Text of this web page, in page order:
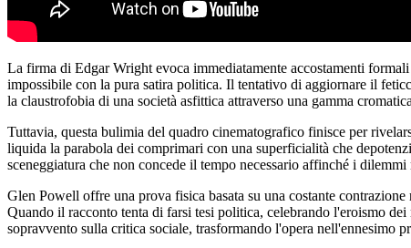
La firma di Edgar Wright evoca immediatamente accostamenti
impossibile con la pura satira politica. Il tentativo di aggiornare il
la claustrofobia di una società asfittica attraverso una gamma
Tuttavia, questa bulimia del quadro cinematografico finisce per
liquida la parabola dei comprimari con una superficialità che
sceneggiatura che non concede il tempo necessario affinché i
Glen Powell offre una prova fisica basata su una costante
Quando il racconto tenta di farsi tesi politica, celebrando l'eroismo
sopravvento sulla critica sociale, trasformando l'opera nell'ennesimo